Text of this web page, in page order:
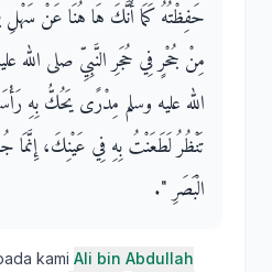
حَفِظْتُهُ كَمَا أَنَّكَ هَا هُنَا عَنْ
مِنْ جُحْرٍ فِي حُجَرِ النَّبِيِّ صلى الله
الله عليه وسلم مِدْرًى يَحُكُّ بِهِ
تَنْظُرُ لَطَعَنْتُ بِهِ فِي عَيْنِكَ،
الْبَصَرِ ‏"‏‏.‏
kami Ali bin Abdullah